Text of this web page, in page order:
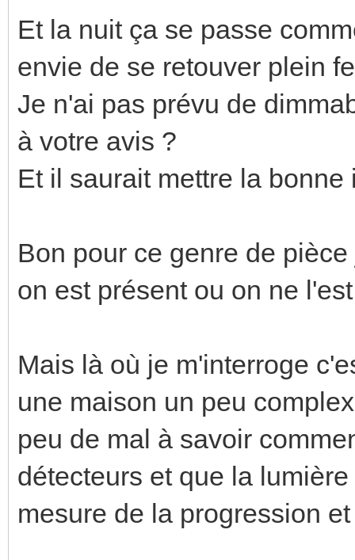
Et la nuit ça se passe
envie de se retouver plein
Je n'ai pas prévu de
à votre avis ?
Et il saurait mettre la
Bon pour ce genre de
on est présent ou on ne
Mais là où je m'interroge
une maison un peu
peu de mal à savoir
détecteurs et que la
mesure de la progression